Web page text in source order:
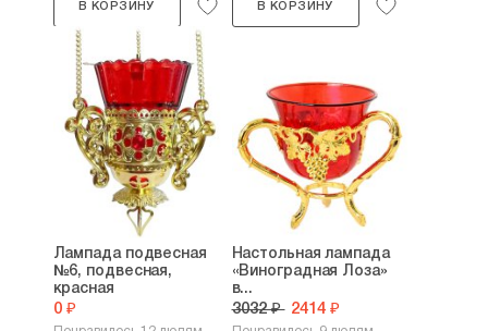
В КОРЗИНУ В КОРЗИНУ
Лампада подвесная
№6, подвесная,
красная
0 ₽
Настольная лампада
«Виноградная Лоза»
в...
3032 ₽ 2414 ₽